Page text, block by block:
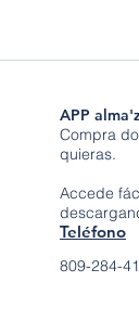
APP
Compra
quieras.
Accede
Teléfono
809-284-